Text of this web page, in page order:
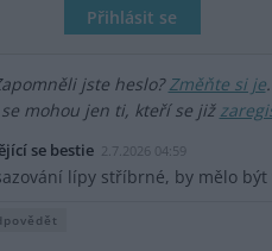
jste heslo?Změňte si je.
mohou jen ti, kteří se již
se bestie 2.7.2026 04:59
lípy stříbrné, by mělo